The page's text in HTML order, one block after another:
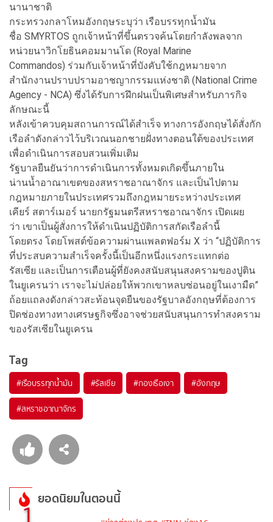
นานาชาติ
กระทรวงกลาโหมอังกฤษระบุว่า เรือบรรทุกน้ำมัน
ชื่อ SMYRTOS ถูกเจ้าหน้าที่ขึ้นตรวจค้นโดยกำลังพลจาก
หน่วยนาวิกโยธินคอมมานโด (Royal Marine
Commandos) ร่วมกับเจ้าหน้าที่บังคับใช้กฎหมายจาก
สำนักงานปราบปรามอาชญากรรมแห่งชาติ (National Crime
Agency - NCA) ซึ่งได้รับการฝึกฝนเป็นพิเศษสำหรับภารกิจ
ลักษณะนี้
หลังเข้าควบคุมสถานการณ์ได้สำเร็จ ทางการอังกฤษได้สั่งกัก
เรือลำดังกล่าวไว้บริเวณนอกชายฝั่งทางตอนใต้ของประเทศ
เพื่อดำเนินการสอบสวนเพิ่มเติม
รัฐบาลยืนยันว่าการดำเนินการทั้งหมดเกิดขึ้นภายใน
น่านน้ำอาณาเขตของสหราชอาณาจักร และเป็นไปตาม
กฎหมายภายในประเทศรวมถึงกฎหมายระหว่างประเทศ
เคียร์ สตาร์เมอร์ นายกรัฐมนตรีสหราชอาณาจักร เปิดเผย
ว่า เขาเป็นผู้สั่งการให้ดำเนินปฏิบัติการสกัดเรือลำนี้
โดยตรง โดยโพสต์ข้อความผ่านแพลตฟอร์ม X ว่า “ปฏิบัติการ
ที่ประสบความสำเร็จครั้งนี้เป็นอีกหนึ่งแรงกระแทกต่อ
รัสเซีย และเป็นการเตือนผู้ที่ยังคงสนับสนุนสงครามของปูติน
ในยูเครนว่า เราจะไม่ปล่อยให้พวกเขาหลบซ่อนอยู่ในเงามืด”
ถ้อยแถลงดังกล่าวสะท้อนจุดยืนของรัฐบาลอังกฤษที่ต้องการ
ปิดช่องทางทางเศรษฐกิจซึ่งอาจช่วยสนับสนุนการทำสงคราม
ของรัสเซียในยูเครน
Tag
#เรือบรรทุกน้ำมัน #รัสเซีย #กองเรือเงา #อังกฤษ
#สหราชอาณาจักร
ยอดนิยมในตอนนี้